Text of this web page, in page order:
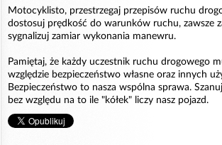
Motocyklisto, przestrzegaj przepisów ruchu
dostosuj prędkość do warunków ruchu, zawsze
sygnalizuj zamiar wykonania manewru.
Pamiętaj, że każdy uczestnik ruchu drogowego
względzie bezpieczeństwo własne oraz innych
Bezpieczeństwo to nasza wspólna sprawa.
bez względu na to ile "kółek" liczy nasz pojazd.